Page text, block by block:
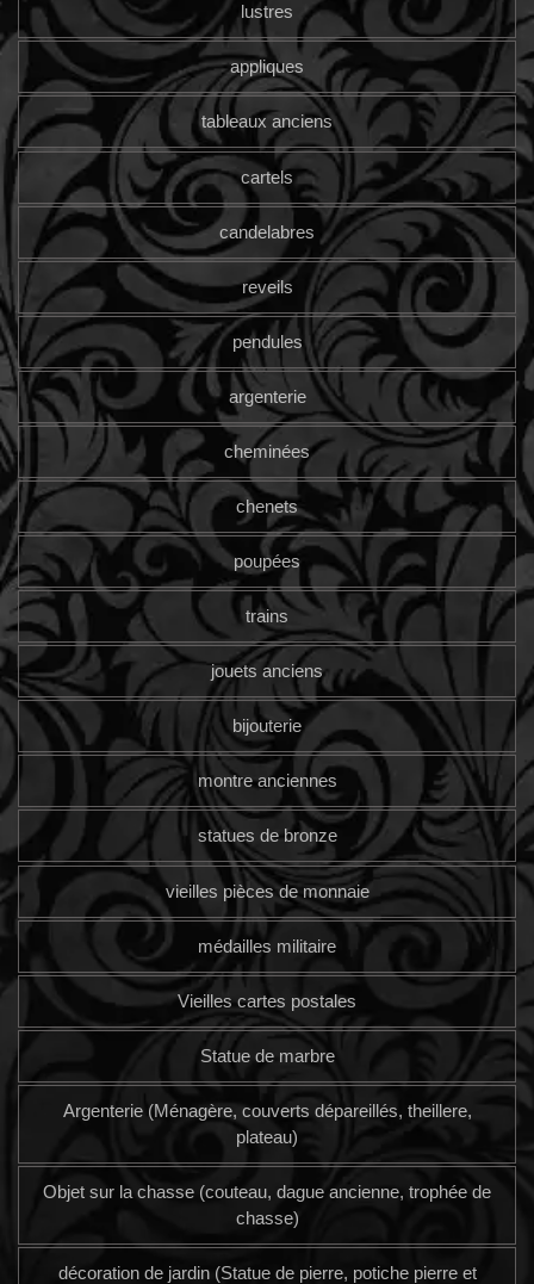
lustres
appliques
tableaux anciens
cartels
candelabres
reveils
pendules
argenterie
cheminées
chenets
poupées
trains
jouets anciens
bijouterie
montre anciennes
statues de bronze
vieilles pièces de monnaie
médailles militaire
Vieilles cartes postales
Statue de marbre
Argenterie (Ménagère, couverts dépareillés, theillere,
plateau)
Objet sur la chasse (couteau, dague ancienne, trophée de
chasse)
décoration de jardin (Statue de pierre, potiche pierre et